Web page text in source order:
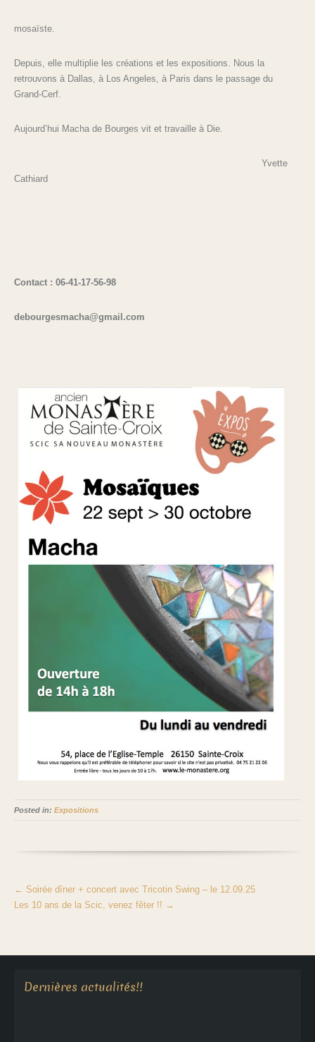
mosaïste.
Depuis, elle multiplie les créations et les expositions. Nous la
retrouvons à Dallas, à Los Angeles, à Paris dans le passage du
Grand-Cerf.
Aujourd’hui Macha de Bourges vit et travaille à Die.
Yvette
Cathiard
Contact : 06-41-17-56-98
debourgesmacha@gmail.com
Posted in: Expositions
← Soirée dîner + concert avec Tricotin Swing – le 12.09.25
Les 10 ans de la Scic, venez fêter !! →
Dernières actualités!!
Aucune annonce en cours